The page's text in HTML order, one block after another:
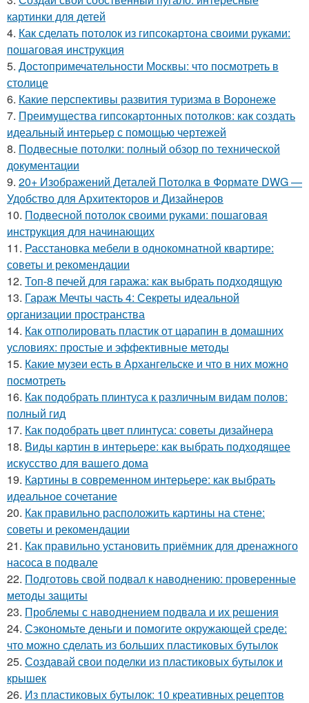
картинки для детей
4. Как сделать потолок из гипсокартона своими руками:
пошаговая инструкция
5. Достопримечательности Москвы: что посмотреть в
столице
6. Какие перспективы развития туризма в Воронеже
7. Преимущества гипсокартонных потолков: как создать
идеальный интерьер с помощью чертежей
8. Подвесные потолки: полный обзор по технической
документации
9. 20+ Изображений Деталей Потолка в Формате DWG —
Удобство для Архитекторов и Дизайнеров
10. Подвесной потолок своими руками: пошаговая
инструкция для начинающих
11. Расстановка мебели в однокомнатной квартире:
советы и рекомендации
12. Топ-8 печей для гаража: как выбрать подходящую
13. Гараж Мечты часть 4: Секреты идеальной
организации пространства
14. Как отполировать пластик от царапин в домашних
условиях: простые и эффективные методы
15. Какие музеи есть в Архангельске и что в них можно
посмотреть
16. Как подобрать плинтуса к различным видам полов:
полный гид
17. Как подобрать цвет плинтуса: советы дизайнера
18. Виды картин в интерьере: как выбрать подходящее
искусство для вашего дома
19. Картины в современном интерьере: как выбрать
идеальное сочетание
20. Как правильно расположить картины на стене:
советы и рекомендации
21. Как правильно установить приёмник для дренажного
насоса в подвале
22. Подготовь свой подвал к наводнению: проверенные
методы защиты
23. Проблемы с наводнением подвала и их решения
24. Сэкономьте деньги и помогите окружающей среде:
что можно сделать из больших пластиковых бутылок
25. Создавай свои поделки из пластиковых бутылок и
крышек
26. Из пластиковых бутылок: 10 креативных рецептов